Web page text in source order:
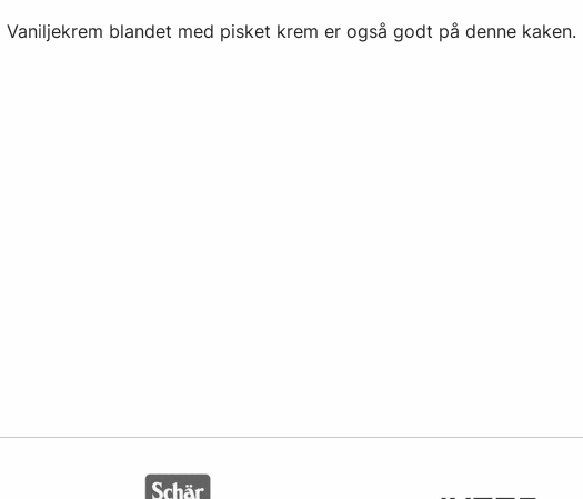
Vaniljekrem blandet med pisket krem er også godt på denne kaken.